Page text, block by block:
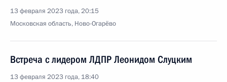
13 февраля 2023 года, 20:15
Московская область, Ново-Огарёво
Встреча с лидером ЛДПР Леонидом Слуцким
13 февраля 2023 года, 18:40